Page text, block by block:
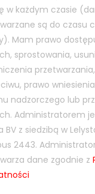
w każdym czasie
są do czasu
Mam prawo
sprostowania,
prawo
nadzorczego lub
Administratorem
BV z siedzibą w
2443.
dane zgodnie z